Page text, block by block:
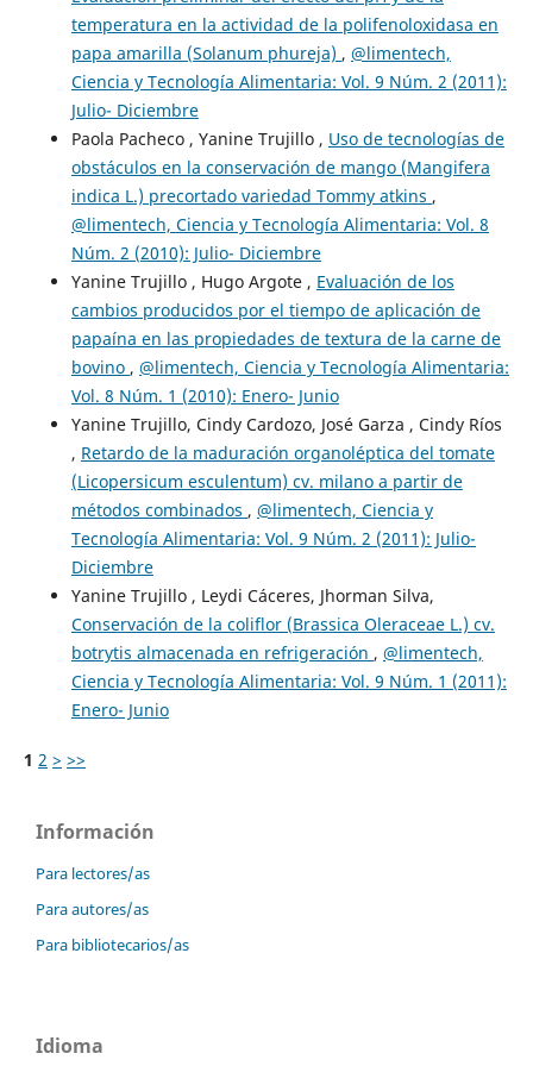
temperatura en la actividad de la polifenoloxidasa en
papa amarilla (Solanum phureja) , @limentech,
Ciencia y Tecnología Alimentaria: Vol. 9 Núm. 2 (2011):
Julio- Diciembre
Paola Pacheco , Yanine Trujillo , Uso de tecnologías de
obstáculos en la conservación de mango (Mangifera
indica L.) precortado variedad Tommy atkins ,
@limentech, Ciencia y Tecnología Alimentaria: Vol. 8
Núm. 2 (2010): Julio- Diciembre
Yanine Trujillo , Hugo Argote , Evaluación de los
cambios producidos por el tiempo de aplicación de
papaína en las propiedades de textura de la carne de
bovino , @limentech, Ciencia y Tecnología Alimentaria:
Vol. 8 Núm. 1 (2010): Enero- Junio
Yanine Trujillo, Cindy Cardozo, José Garza , Cindy Ríos
, Retardo de la maduración organoléptica del tomate
(Licopersicum esculentum) cv. milano a partir de
métodos combinados , @limentech, Ciencia y
Tecnología Alimentaria: Vol. 9 Núm. 2 (2011): Julio-
Diciembre
Yanine Trujillo , Leydi Cáceres, Jhorman Silva,
Conservación de la coliflor (Brassica Oleraceae L.) cv.
botrytis almacenada en refrigeración , @limentech,
Ciencia y Tecnología Alimentaria: Vol. 9 Núm. 1 (2011):
Enero- Junio
1 2 > >>
Información
Para lectores/as
Para autores/as
Para bibliotecarios/as
Idioma